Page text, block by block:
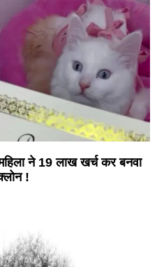
ने 19 लाख खर्च कर बनवा
!